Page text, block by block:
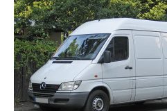
PLZ und Ort
Foto Nr. 1